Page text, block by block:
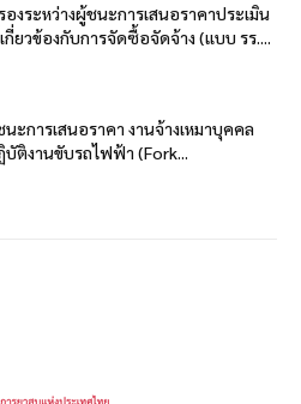
องระหว่างผู้ชนะการเสนอราคาประเมิน
กี่ยวข้องกับการจัดซื้อจัดจ้าง (แบบ รร....
ะการเสนอราคา งานจ้างเหมาบุคคล
ติงานขับรถไฟฟ้า (Fork...